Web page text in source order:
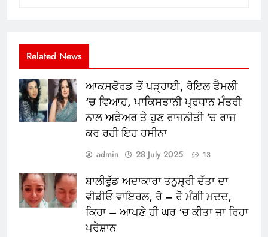
Related News
ਆਕਸਫੋਰਡ ਤੋਂ ਪੜ੍ਹਾਈ, ਰੋਇਲ ਫੈਮਲੀ
‘ਚ ਵਿਆਹ, ਪਾਕਿਸਤਾਨੀ ਪ੍ਰਧਾਨ ਮੰਤਰੀ
ਨਾਲ ਅਫੇਅਰ ਤੇ ਹੁਣ ਰਾਜਨੀਤੀ ‘ਚ ਰਾਜ
ਕਰ ਰਹੀ ਇਹ ਹਸੀਨਾ
admin 28 July 2025 13
ਬਾਲੀਵੁੱਡ ਅਦਾਕਾਰਾ ਤਨੁਸ਼੍ਰੀ ਦੱਤਾ ਦਾ
ਵੀਡੀਓ ਵਾਇਰਲ, ਰੋ – ਰੋ ਮੰਗੀ ਮਦਦ,
ਕਿਹਾ – ਆਪਣੇ ਹੀ ਘਰ ‘ਚ ਕੀਤਾ ਜਾ ਰਿਹਾ
ਪਰੇਸ਼ਾਨ